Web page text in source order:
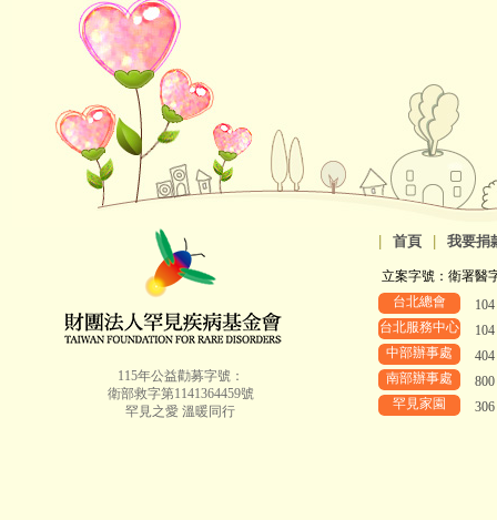
115年公益勸募字號：
衛部救字第1141364459號
罕見之愛 溫暖同行
首頁 我要捐
立案字號：衛署醫
台北總會
台北服務中心
中部辦事處
南部辦事處
罕見家園